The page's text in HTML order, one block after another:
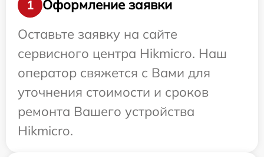
1
Оформление заявки
Оставьте заявку на сайте
сервисного центра Hikmicro. Наш
оператор свяжется с Вами для
уточнения стоимости и сроков
ремонта Вашего устройства
Hikmicro.